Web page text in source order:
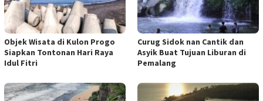
Objek Wisata di Kulon Progo
Siapkan Tontonan Hari Raya
Idul Fitri
Curug Sidok nan Cantik dan
Asyik Buat Tujuan Liburan di
Pemalang